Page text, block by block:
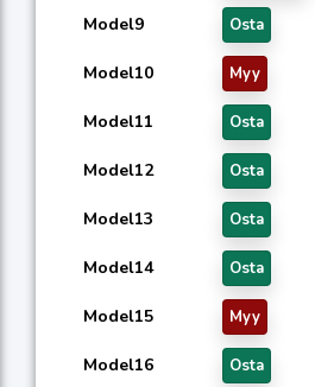
Model9 Osta
Model10 Myy
Model11 Osta
Model12 Osta
Model13 Osta
Model14 Osta
Model15 Myy
Model16 Osta